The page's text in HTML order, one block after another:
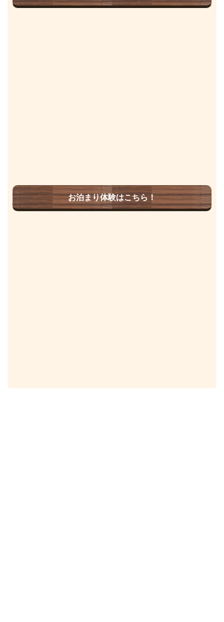
お泊まり体験はこちら！